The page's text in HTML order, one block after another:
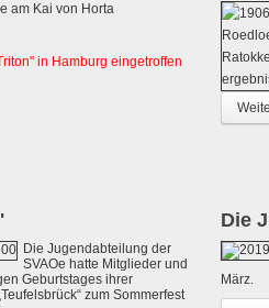
am Kai von Horta
in Hamburg eingetroffen
Die Jugendabteilung der
SVAOe hatte Mitglieder und
Geburtstages ihrer
zum Sommerfest
Die
März.